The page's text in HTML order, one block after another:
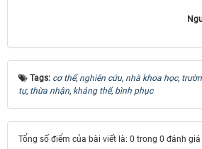
Tags: cơ thể, nghiên cứu, nhà khoa học,
tự, thừa nhận, kháng thể, bình phục
Tổng số điểm của bài viết là: 0 trong 0 đánh giá